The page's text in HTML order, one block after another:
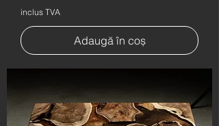
inclus TVA
Adaugă în coș